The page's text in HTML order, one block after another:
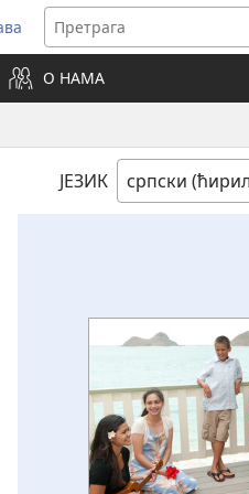
О НАМА
ЈЕЗИК